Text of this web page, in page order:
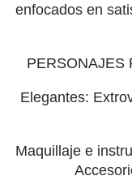
enfocados en
PERSONAJES
Elegantes:
Maquillaje e